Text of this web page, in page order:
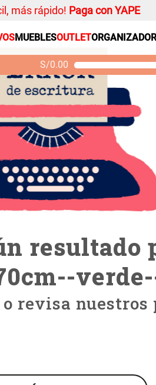
más rápido! Paga con YAPE
MUEBLESOUTLET
S/0.00
resultado
revisa
Mueble MDF y Madera
Bambú Inodoro con
Puerta 65x28x171 cm
S/ 349.00S/ 261.00